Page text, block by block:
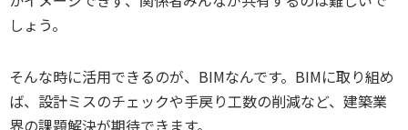
しょう。
そんな時に活用できるのが、BIMなんです。BIMに取り組め
ば、設計ミスのチェックや手戻り工数の削減など、建築業
界の課題解決が期待できます。